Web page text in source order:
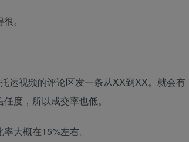
。
运视频的评论区发一条从XX到XX。就会有
度，所以成交率也低。
大概在15%左右。